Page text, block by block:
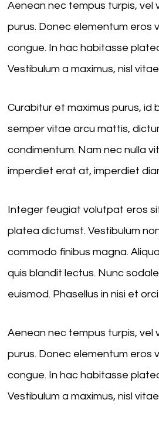
Aenean nec tempus turpis, vel
purus. Donec elementum eros
congue. In hac habitasse
Vestibulum a maximus, nisl
Curabitur et maximus purus, id
semper vitae arcu mattis,
condimentum. Nam nec nulla
imperdiet erat at, imperdiet
Integer feugiat volutpat eros
platea dictumst. Vestibulum
commodo finibus magna.
quis blandit lectus. Nunc
euismod. Phasellus in nisi et
Aenean nec tempus turpis, vel
purus. Donec elementum eros
congue. In hac habitasse
Vestibulum a maximus, nisl